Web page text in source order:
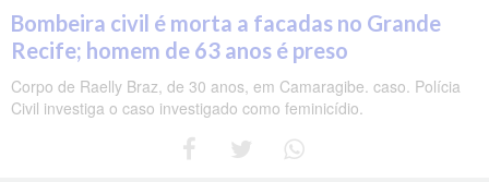
Bombeira civil é morta a facadas no Grande
Recife; homem de 63 anos é preso
Corpo de Raelly Braz, de 30 anos, em Camaragibe. caso. Polícia
Civil investiga o caso investigado como feminicídio.